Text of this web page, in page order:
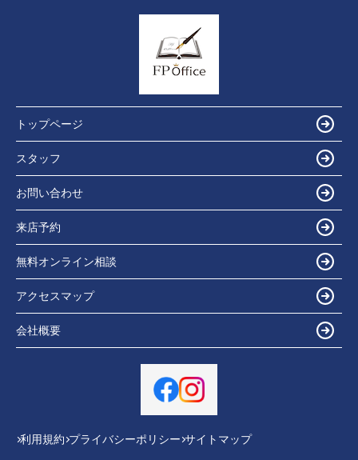
トップページ
スタッフ
お問い合わせ
来店予約
無料オンライン相談
アクセスマップ
会社概要
利用規約 プライバシーポリシー サイトマップ